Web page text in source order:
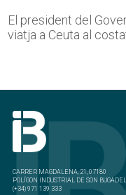
El president del
viatja a Ceuta al
CARRER MAGDALENA, 21, 07180
POLÍGON INDUSTRIAL DE SON
(+34) 971 139 333